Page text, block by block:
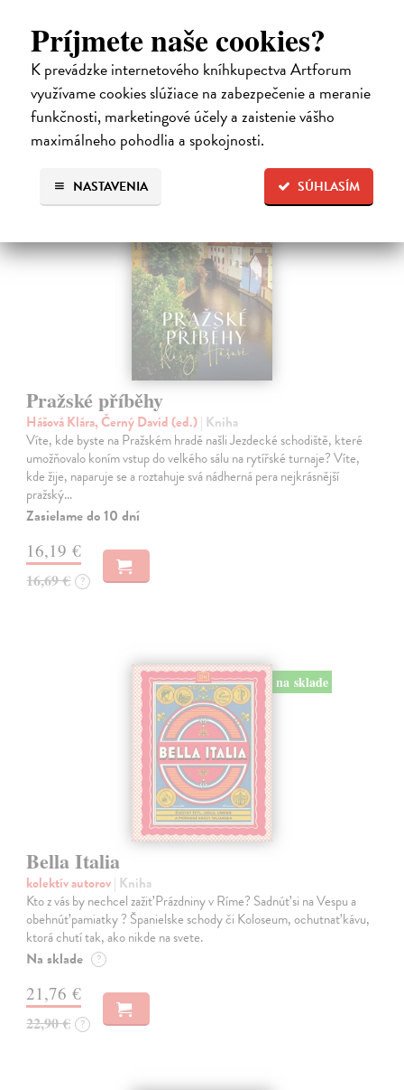
Príjmete naše cookies?
K prevádzke internetového kníhkupectva Artforum
využívame cookies slúžiace na zabezpečenie a meranie
funkčnosti, marketingové účely a zaistenie vášho
maximálneho pohodlia a spokojnosti.
SÚHLASÍM
NASTAVENIA
slovenskej…
Na sklade ?
23,74 €
24,99 € ?
Pražské příběhy
Hášová Klára, Černý David (ed.)| Kniha
Víte, kde byste na Pražském hradě našli Jezdecké schodiště, které
umožňovalo koním vstup do velkého sálu na rytířské turnaje? Víte,
kde žije, naparuje se a roztahuje svá nádherná pera nejkrásnější
pražský…
Zasielame do 10 dní
16,19 €
16,69 € ?
na sklade
Bella Italia
kolektív autorov| Kniha
Kto z vás by nechcel zažiť Prázdniny v Ríme? Sadnúť si na Vespu a
obehnúť pamiatky ? Španielske schody či Koloseum, ochutnať kávu,
ktorá chutí tak, ako nikde na svete.
Na sklade ?
21,76 €
22,90 € ?